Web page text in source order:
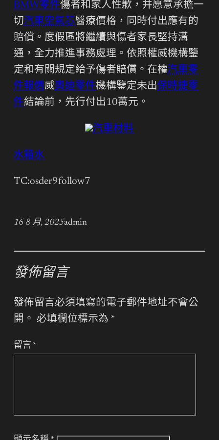
BMW零件傷者和家人性歉，并愿意承擔一
切汽車空氣芯醫療價格，同時付出應有的
賠償。度假區將繼續與傷者家長堅持溝
通，全力推進事務處理。依照權威機構鑒
定和有關規定給予傷者賠償。在權汽車零
件報價威奧迪零件機構鑒定未出保時捷零
件結論前，先行付出10萬元。
汽車材料
水箱水
TC:osder9follow7
16 8 月, 2025admin
發佈留言
發佈留言必須填寫的電子郵件地址不會公
開。 必填欄位標示為 *
留言 *